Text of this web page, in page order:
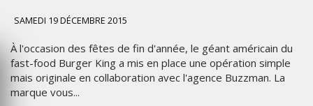
SAMEDI 19 DÉCEMBRE 2015
À l'occasion des fêtes de fin d'année, le géant américain du
fast-food Burger King a mis en place une opération simple
mais originale en collaboration avec l'agence Buzzman. La
marque vous...